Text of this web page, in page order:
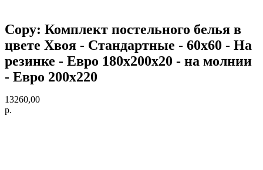
Copy: Комплект постельного белья в
цвете Хвоя - Стандартные - 60х60 - На
резинке - Евро 180х200х20 - на молнии
- Евро 200х220
13260,00
р.